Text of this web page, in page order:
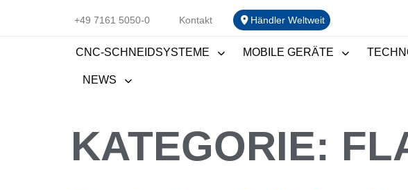
+49 7161 5050-0 Kontakt Händler Weltweit
CNC-SCHNEIDSYSTEME MOBILE GERÄTE
NEWS
KATEGORIE: